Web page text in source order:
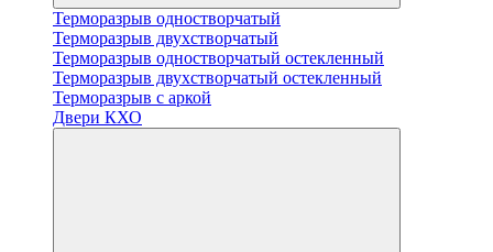
Терморазрыв одностворчатый
Терморазрыв двухстворчатый
Терморазрыв одностворчатый остекленный
Терморазрыв двухстворчатый остекленный
Терморазрыв с аркой
Двери КХО